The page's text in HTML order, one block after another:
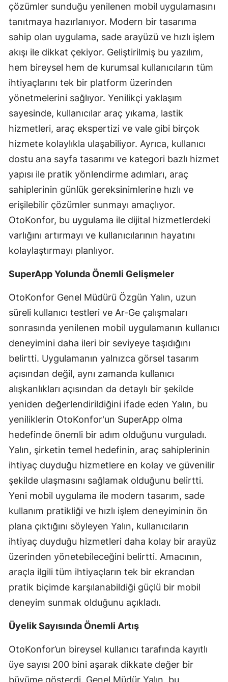
Mersin
İstanbul
İzmir
Kastamonu
Kayseri
Kırşehir
Kocaeli
Konya
Kütahya
Malatya
Mardin
Muğla
Muş
Niğde
Ordu
Rize
Sakarya
Samsun
Siirt
Sinop
Tekirdağ
Tokat
Uşak
Van
çözümler sunduğu yenilenen mobil uygulamasını
tanıtmaya hazırlanıyor. Modern bir tasarıma
sahip olan uygulama, sade arayüzü ve hızlı işlem
akışı ile dikkat çekiyor. Geliştirilmiş bu yazılım,
hem bireysel hem de kurumsal kullanıcıların tüm
ihtiyaçlarını tek bir platform üzerinden
yönetmelerini sağlıyor. Yenilikçi yaklaşım
sayesinde, kullanıcılar araç yıkama, lastik
hizmetleri, araç ekspertizi ve vale gibi birçok
hizmete kolaylıkla ulaşabiliyor. Ayrıca, kullanıcı
dostu ana sayfa tasarımı ve kategori bazlı hizmet
yapısı ile pratik yönlendirme adımları, araç
sahiplerinin günlük gereksinimlerine hızlı ve
erişilebilir çözümler sunmayı amaçlıyor.
OtoKonfor, bu uygulama ile dijital hizmetlerdeki
varlığını artırmayı ve kullanıcılarının hayatını
kolaylaştırmayı planlıyor.
SuperApp Yolunda Önemli Gelişmeler
OtoKonfor Genel Müdürü Özgün Yalın, uzun
süreli kullanıcı testleri ve Ar-Ge çalışmaları
sonrasında yenilenen mobil uygulamanın kullanıcı
deneyimini daha ileri bir seviyeye taşıdığını
belirtti. Uygulamanın yalnızca görsel tasarım
açısından değil, aynı zamanda kullanıcı
alışkanlıkları açısından da detaylı bir şekilde
yeniden değerlendirildiğini ifade eden Yalın, bu
yeniliklerin OtoKonfor'un SuperApp olma
hedefinde önemli bir adım olduğunu vurguladı.
Yalın, şirketin temel hedefinin, araç sahiplerinin
ihtiyaç duyduğu hizmetlere en kolay ve güvenilir
şekilde ulaşmasını sağlamak olduğunu belirtti.
Yeni mobil uygulama ile modern tasarım, sade
kullanım pratikliği ve hızlı işlem deneyiminin ön
plana çıktığını söyleyen Yalın, kullanıcıların
ihtiyaç duyduğu hizmetleri daha kolay bir arayüz
üzerinden yönetebileceğini belirtti. Amacının,
araçla ilgili tüm ihtiyaçların tek bir ekrandan
pratik biçimde karşılanabildiği güçlü bir mobil
deneyim sunmak olduğunu açıkladı.
Üyelik Sayısında Önemli Artış
OtoKonfor’un bireysel kullanıcı tarafında kayıtlı
üye sayısı 200 bini aşarak dikkate değer bir
büyüme gösterdi. Genel Müdür Yalın, bu